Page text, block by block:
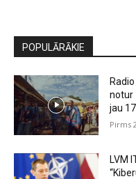
POPULĀRĀKIE
notur
jau
Pirms
LVM